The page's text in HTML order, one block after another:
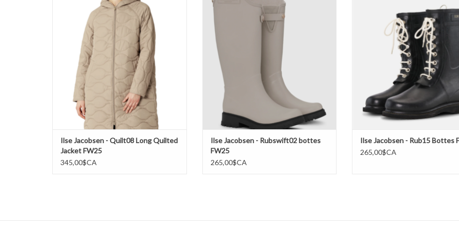
FW25
AJOUTER AU PANIER
Ilse Jacobsen - Quilt08 Long Quilted
Jacket FW25
345,00$CA
AJOUTER AU PANIER
Ilse Jacobsen - Rubswift02 bottes
FW25
265,00$CA
AJOUTER AU PANIER
Ilse Jacobsen - Rub15 Bottes
265,00$CA